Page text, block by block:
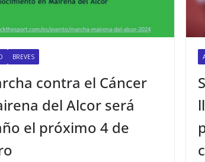
BREVES
contra el Cáncer
del Alcor será
el próximo 4 de